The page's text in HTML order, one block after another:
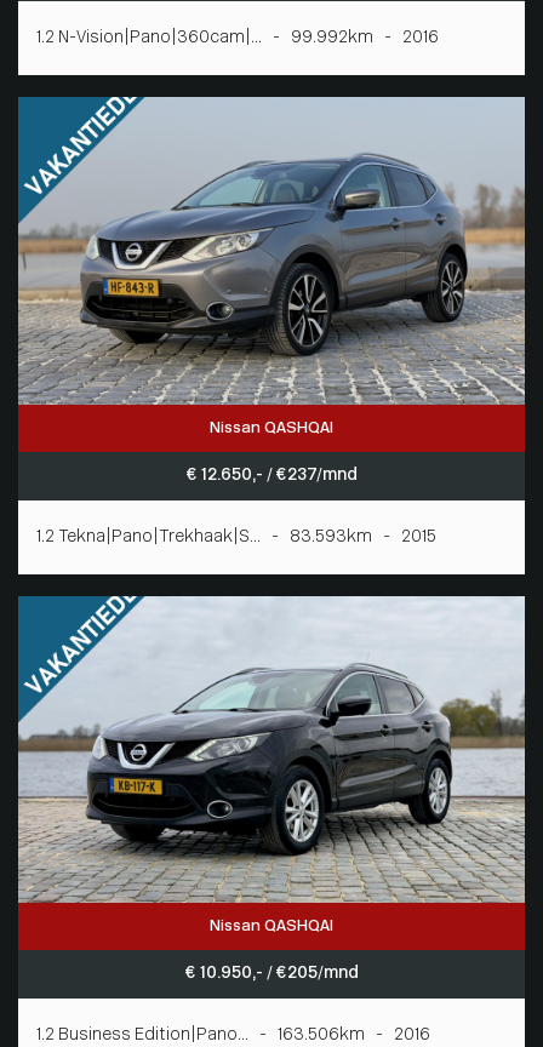
1.2 N-Vision|Pano|360cam|... - 99.992km - 2016
Nissan QASHQAI
€ 12.650,- / € 237/mnd
1.2 Tekna|Pano|Trekhaak|S... - 83.593km - 2015
Nissan QASHQAI
€ 10.950,- / € 205/mnd
1.2 Business Edition|Pano... - 163.506km - 2016